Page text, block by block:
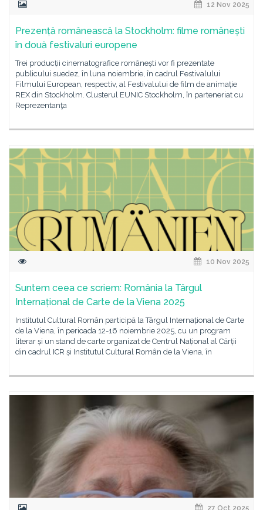
12 Nov 2025
Prezență românească la Stockholm: filme românești
în două festivaluri europene
Trei producții cinematografice românești vor fi prezentate
publicului suedez, în luna noiembrie, în cadrul Festivalului
Filmului European, respectiv, al Festivalului de film de animație
REX din Stockholm. Clusterul EUNIC Stockholm, în parteneriat cu
Reprezentanţa
10 Nov 2025
Suntem ceea ce scriem: România la Târgul
Internațional de Carte de la Viena 2025
Institutul Cultural Român participă la Târgul Internațional de Carte
de la Viena, în perioada 12-16 noiembrie 2025, cu un program
literar și un stand de carte organizat de Centrul Național al Cărții
din cadrul ICR și Institutul Cultural Român de la Viena, în
27 Oct 2025